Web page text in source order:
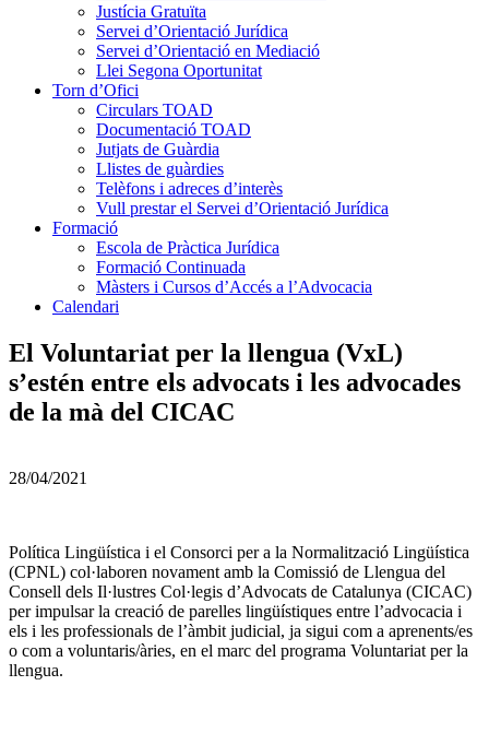
Justícia Gratuïta
Servei d’Orientació Jurídica
Servei d’Orientació en Mediació
Llei Segona Oportunitat
Torn d’Ofici
Circulars TOAD
Documentació TOAD
Jutjats de Guàrdia
Llistes de guàrdies
Telèfons i adreces d’interès
Vull prestar el Servei d’Orientació Jurídica
Formació
Escola de Pràctica Jurídica
Formació Continuada
Màsters i Cursos d’Accés a l’Advocacia
Calendari
El Voluntariat per la llengua (VxL)
s’estén entre els advocats i les advocades
de la mà del CICAC
28/04/2021
Política Lingüística i el Consorci per a la Normalització Lingüística
(CPNL) col·laboren novament amb la Comissió de Llengua del
Consell dels Il·lustres Col·legis d’Advocats de Catalunya (CICAC)
per impulsar la creació de parelles lingüístiques entre l’advocacia i
els i les professionals de l’àmbit judicial, ja sigui com a aprenents/es
o com a voluntaris/àries, en el marc del programa Voluntariat per la
llengua.